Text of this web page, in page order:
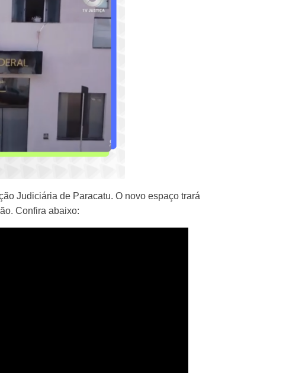
Judiciária de Paracatu. O novo espaço trará
Confira abaixo: